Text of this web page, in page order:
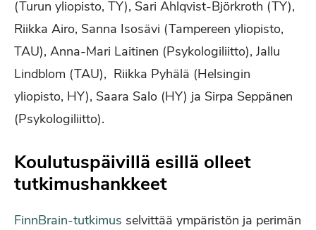
(Turun yliopisto, TY), Sari Ahlqvist-Björkroth (TY),
Riikka Airo, Sanna Isosävi (Tampereen yliopisto,
TAU), Anna-Mari Laitinen (Psykologiliitto), Jallu
Lindblom (TAU), Riikka Pyhälä (Helsingin
yliopisto, HY), Saara Salo (HY) ja Sirpa Seppänen
(Psykologiliitto).
Koulutuspäivillä esillä olleet
tutkimushankkeet
FinnBrain-tutkimus selvittää ympäristön ja perimän